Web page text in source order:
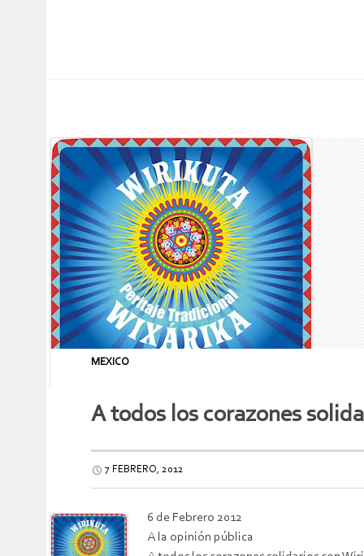
MEXICO
A todos los corazones
7 FEBRERO, 2012
6 de Febrero 2012
A la opinión pública